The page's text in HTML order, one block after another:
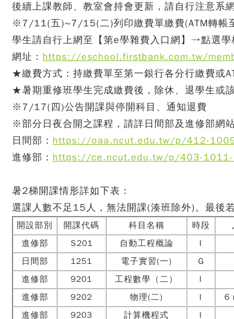
後續上課教師、教室會持會更新，請自行注意系網
※7/11(五)~7/15(二)列印繳費單繳費(ATM轉帳
學生請自行上網至【第e學雜費入口網】→點選
網址： https://eschool.firstbank.com.tw/
★繳費方式：持繳費單至第一銀行各分行繳費或
★暑期重修班學生完成繳費後，除休、退學生或
※7/17(四)公告開課與停開科目、通知退費
※部分日夜合開之課程，請詳日間部及進修部網
日間部： https://oaa.ncut.edu.tw/p/412-
進修部： https://ce.ncut.edu.tw/p/403-
暑2梯開課情形詳如下表：
選課人數不足15人，無法開課(湊班除外)。最後
開設部別 開課代碼 科目名稱 時段
進修部
S201 自動工程概論 I
日間部
1251 電子實習(一) G
進修部
9201 工程數學（二） I
進修部
9202 物理(二) I 6
進修部
9203 計算機程式 I